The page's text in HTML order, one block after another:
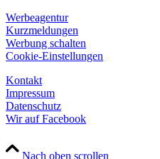
Werbeagentur
Kurzmeldungen
Werbung schalten
Cookie-Einstellungen
Kontakt
Impressum
Datenschutz
Wir auf Facebook
Nach oben scrollen